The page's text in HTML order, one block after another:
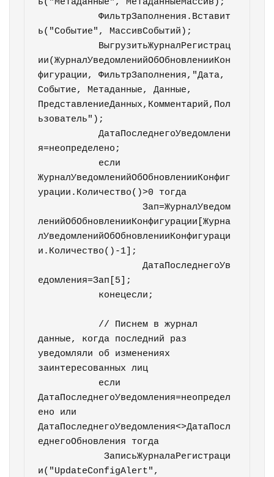
ь("Событие", МассивСобытий);
ии(ЖурналУведомленийОбОбновленииКон
фигурации, ФильтрЗаполнения,"Дата,
Событие, Метаданные, Данные,
ПредставлениеДанных,Комментарий,Пол
ьзователь");
я=неопределено;
ЖурналУведомленийОбОбновленииКонфиг
урации.Количество()>0 тогда
ленийОбОбновленииКонфигурации[Журна
лУведомленийОбОбновленииКонфигураци
и.Количество()-1];
едомления=Зап[5];
данные, когда последний раз
уведомляли об изменениях
заинтересованных лиц
ДатаПоследнегоУведомления=неопредел
ено или
ДатаПоследнегоУведомления<>ДатаПосл
еднегоОбновления тогда
и("UpdateConfigAlert",